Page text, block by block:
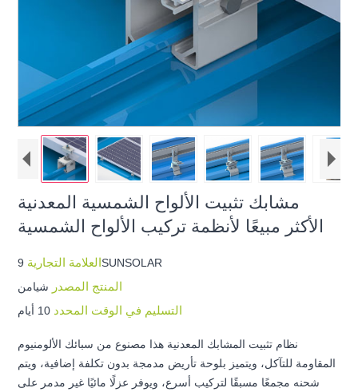
مشابك تثبيت الألواح الشمسية المعدنية
الأكثر مبيعًا لأنظمة تركيب الألواح الشمسية
العلامة التجارية9SUNSOLAR
المنتج المصدر شيامن
التسليم في الوقت المحدد 10 أيام
نظام تثبيت المشابك المعدنية هذا مصنوع من سبائك الألومنيوم
المقاومة للتآكل، ويتميز بلوحة تأريض مدمجة بدون تكلفة إضافية، ويتم
شحنه مجمعًا مسبقًا لتركيب أسرع، ويوفر عزلًا مائيًا غير مدمر على